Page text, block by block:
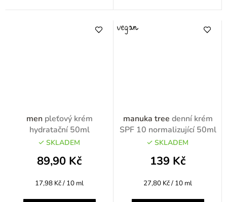
men pleťový krém
hydratační 50ml
SKLADEM
89,90 Kč
Měrná
17,98 Kč / 10 ml
manuka tree denní krém
SPF 10 normalizující 50ml
SKLADEM
139 Kč
Měrná
27,80 Kč / 10 ml